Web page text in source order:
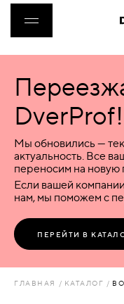
ДВЕРИ
ФУРНИТУРА
ВОРОТА
DverProf!
Мы обновились —
актуальность. Все
переносим на новую
Если вашей
нам, мы поможем с
ПЕРЕЙТИ В
ГЛАВНАЯ КАТАЛОГ